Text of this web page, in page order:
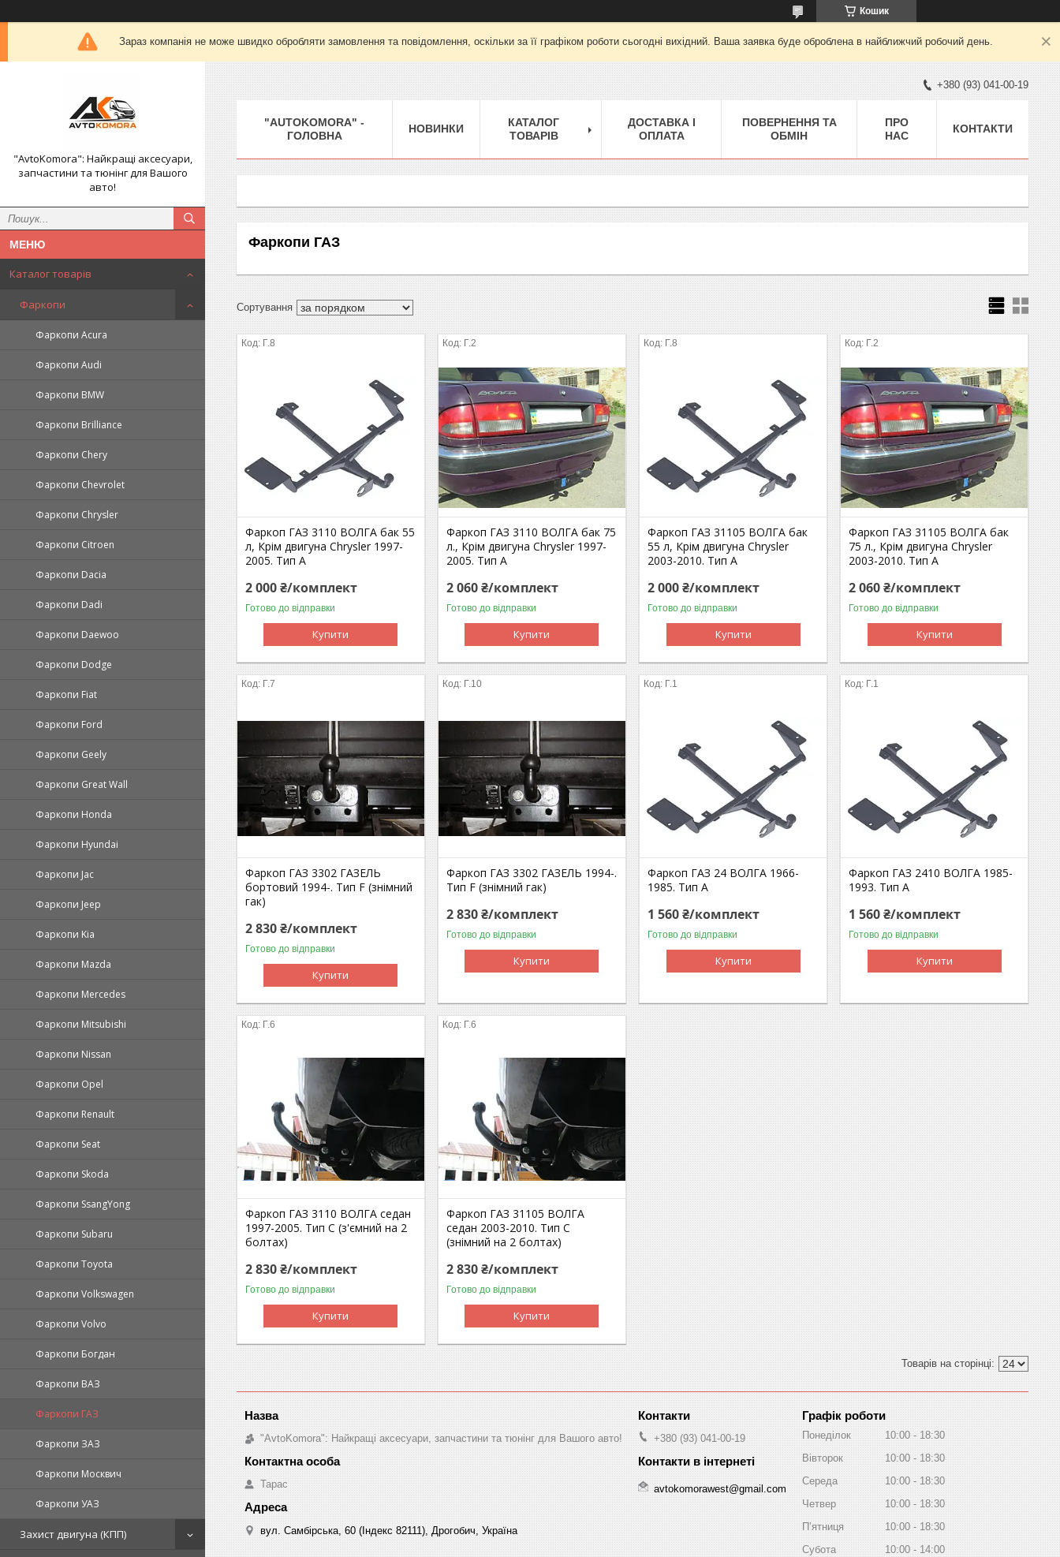
Кошик
Зараз компанія не може швидко обробляти замовлення та повідомлення, оскільки за її графіком роботи сьогодні вихідний. Ваша заявка буде оброблена в найближчий робочий день.
"AvtoKomora": Найкращі аксесуари,
запчастини та тюнінг для Вашого
авто!
Каталог товарів
Фаркопи
Фаркопи Acura
Фаркопи Audi
Фаркопи BMW
Фаркопи Brilliance
Фаркопи Chery
Фаркопи Chevrolet
Фаркопи Chrysler
Фаркопи Citroen
Фаркопи Dacia
Фаркопи Dadi
Фаркопи Daewoo
Фаркопи Dodge
Фаркопи Fiat
Фаркопи Ford
Фаркопи Geely
Фаркопи Great Wall
Фаркопи Honda
Фаркопи Hyundai
Фаркопи Jac
Фаркопи Jeep
Фаркопи Kia
Фаркопи Mazda
Фаркопи Mercedes
Фаркопи Mitsubishi
Фаркопи Nissan
Фаркопи Opel
Фаркопи Renault
Фаркопи Seat
Фаркопи Skoda
Фаркопи SsangYong
Фаркопи Subaru
Фаркопи Toyota
Фаркопи Volkswagen
Фаркопи Volvo
Фаркопи Богдан
Фаркопи ВАЗ
Фаркопи ГАЗ
Фаркопи ЗАЗ
Фаркопи Москвич
Фаркопи УАЗ
Захист двигуна (КПП)
+380 (93) 041-00-19
"AUTOKOMORA" -
ГОЛОВНА
НОВИНКИ
КАТАЛОГ
ТОВАРІВ
ДОСТАВКА І
ОПЛАТА
ПОВЕРНЕННЯ ТА
ОБМІН
ПРО
НАС
КОНТАКТИ
Фаркопи ГАЗ
Г.8
Фаркоп ГАЗ 3110 ВОЛГА бак 55
л, Крім двигуна Chrysler 1997-
2005. Тип А
2 000 ₴/комплект
Готово до відправки
Купити
Г.2
Фаркоп ГАЗ 3110 ВОЛГА бак 75
л., Крім двигуна Chrysler 1997-
2005. Тип А
2 060 ₴/комплект
Готово до відправки
Купити
Г.8
Фаркоп ГАЗ 31105 ВОЛГА бак
55 л, Крім двигуна Chrysler
2003-2010. Тип А
2 000 ₴/комплект
Готово до відправки
Купити
Г.2
Фаркоп ГАЗ 31105 ВОЛГА бак
75 л., Крім двигуна Chrysler
2003-2010. Тип А
2 060 ₴/комплект
Готово до відправки
Купити
Г.7
Фаркоп ГАЗ 3302 ГАЗЕЛЬ
бортовий 1994-. Тип F (знімний
гак)
2 830 ₴/комплект
Готово до відправки
Купити
Г.10
Фаркоп ГАЗ 3302 ГАЗЕЛЬ 1994-.
Тип F (знімний гак)
2 830 ₴/комплект
Готово до відправки
Купити
Г.1
Фаркоп ГАЗ 24 ВОЛГА 1966-
1985. Тип А
1 560 ₴/комплект
Готово до відправки
Купити
Г.1
Фаркоп ГАЗ 2410 ВОЛГА 1985-
1993. Тип А
1 560 ₴/комплект
Готово до відправки
Купити
Г.6
Фаркоп ГАЗ 3110 ВОЛГА седан
1997-2005. Тип С (з'ємний на 2
болтах)
2 830 ₴/комплект
Готово до відправки
Купити
Г.6
Фаркоп ГАЗ 31105 ВОЛГА
седан 2003-2010. Тип С
(знімний на 2 болтах)
2 830 ₴/комплект
Готово до відправки
Купити
"AvtoKomora": Найкращі аксесуари, запчастини та тюнінг для Вашого авто!
Тарас
вул. Самбірська, 60 (Індекс 82111), Дрогобич, Україна
+380 (93) 041-00-19
avtokomorawest@gmail.com
Графік роботи
Понеділок 10:00
18:30
Вівторок
10:00
18:30
Середа
10:00
18:30
Четвер
10:00
18:30
Пʼятниця
10:00
18:30
Субота
10:00
14:00